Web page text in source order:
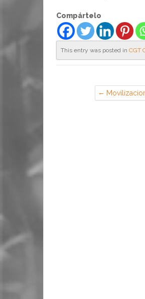
Compártelo
This entry was posted in CGT
defensa